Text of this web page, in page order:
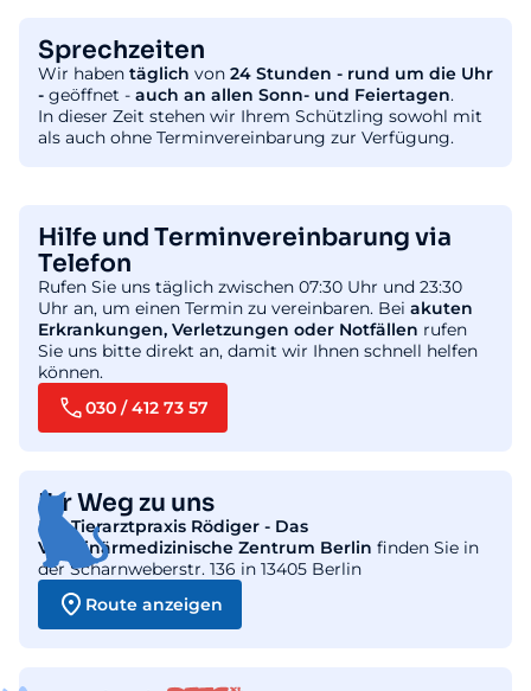
Sprechzeiten
Wir haben täglich von 24 Stunden - rund um die Uhr
- geöffnet - auch an allen Sonn- und Feiertagen.
In dieser Zeit stehen wir Ihrem Schützling sowohl mit
als auch ohne Terminvereinbarung zur Verfügung.
Hilfe und Terminvereinbarung via
Telefon
Rufen Sie uns täglich zwischen 07:30 Uhr und 23:30
Uhr an, um einen Termin zu vereinbaren. Bei akuten
Erkrankungen, Verletzungen oder Notfällen rufen
Sie uns bitte direkt an, damit wir Ihnen schnell helfen
können.
030 / 412 73 57
Ihr Weg zu uns
DieTierarztpraxis Rödiger - Das
Veterinärmedizinische Zentrum Berlin finden Sie in
der Scharnweberstr. 136 in 13405 Berlin
Route anzeigen